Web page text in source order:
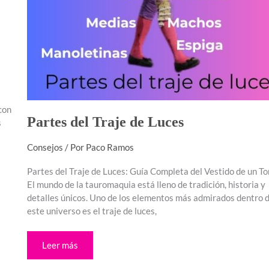
Partes del Traje de Luces
Consejos / Por Paco Ramos
Partes del Traje de Luces: Guía Completa del Vestido de un
El mundo de la tauromaquia está lleno de tradición, historia y
detalles únicos. Uno de los elementos más admirados dentro
este universo es el traje de luces,
Leer más